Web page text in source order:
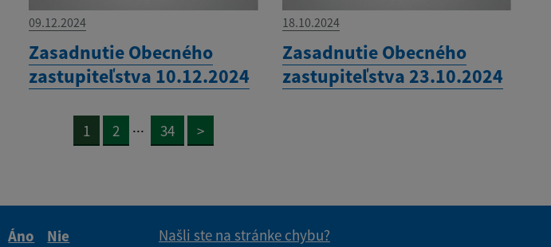
09.12.2024
Zasadnutie Obecného
zastupiteľstva 10.12.2024
18.10.2024
Zasadnutie Obecného
zastupiteľstva 23.10.2024
1 2 ... 34 >
Áno
Nie
Našli ste na stránke chybu?